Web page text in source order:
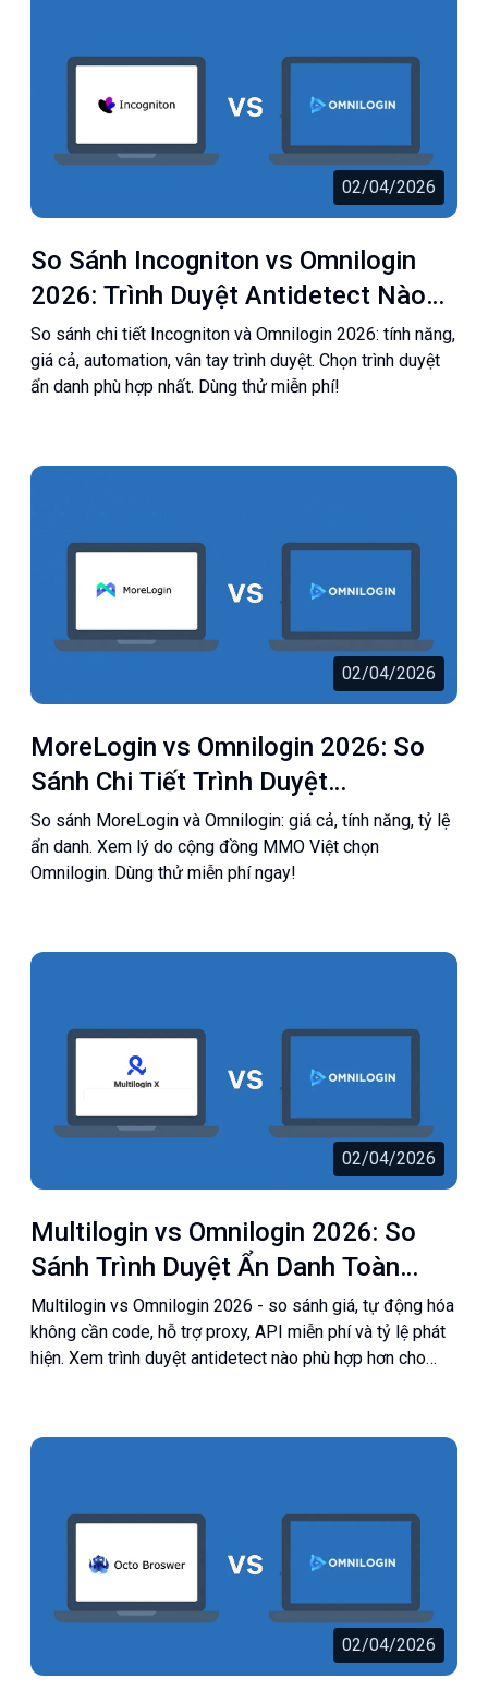
02/04/2026
So Sánh Incogniton vs Omnilogin
2026: Trình Duyệt Antidetect Nào
Tốt Hơn?
So sánh chi tiết Incogniton và Omnilogin 2026: tính năng,
giá cả, automation, vân tay trình duyệt. Chọn trình duyệt
ẩn danh phù hợp nhất. Dùng thử miễn phí!
02/04/2026
MoreLogin vs Omnilogin 2026: So
Sánh Chi Tiết Trình Duyệt
Antidetect | Omnilogin
So sánh MoreLogin và Omnilogin: giá cả, tính năng, tỷ lệ
ẩn danh. Xem lý do cộng đồng MMO Việt chọn
Omnilogin. Dùng thử miễn phí ngay!
02/04/2026
Multilogin vs Omnilogin 2026: So
Sánh Trình Duyệt Ẩn Danh Toàn
Diện
Multilogin vs Omnilogin 2026 - so sánh giá, tự động hóa
không cần code, hỗ trợ proxy, API miễn phí và tỷ lệ phát
hiện. Xem trình duyệt antidetect nào phù hợp hơn cho
02/04/2026